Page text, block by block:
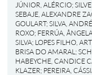
JÚNIOR, ALÉRCIO;
SEBAJE, ALEXANDRE
GOULART;SILVA,
ROXO; FERRÚA,
SILVA; LOPES FILHO,
BRISA DO AMARAL ;
HABEYCHE, CANDICE
KLAZER; PEREIRA,